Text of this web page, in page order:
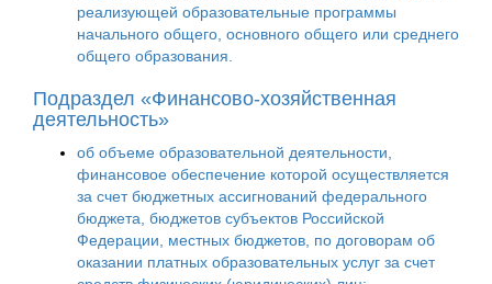
реализующей образовательные программы
начального общего, основного общего или среднего
общего образования.
Подраздел «Финансово-хозяйственная
деятельность»
об объеме образовательной деятельности,
финансовое обеспечение которой осуществляется
за счет бюджетных ассигнований федерального
бюджета, бюджетов субъектов Российской
Федерации, местных бюджетов, по договорам об
оказании платных образовательных услуг за счет